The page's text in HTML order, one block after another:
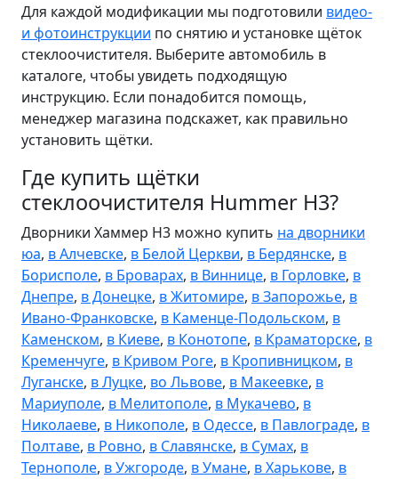
Для каждой модификации мы подготовили видео-
и фотоинструкции по снятию и установке щёток
стеклоочистителя. Выберите автомобиль в
каталоге, чтобы увидеть подходящую
инструкцию. Если понадобится помощь,
менеджер магазина подскажет, как правильно
установить щётки.
Где купить щётки
стеклоочистителя Hummer H3?
Дворники Хаммер Н3 можно купить на дворники
юа, в Алчевске, в Белой Церкви, в Бердянске, в
Борисполе, в Броварах, в Виннице, в Горловке, в
Днепре, в Донецке, в Житомире, в Запорожье, в
Ивано-Франковске, в Каменце-Подольском, в
Каменском, в Киеве, в Конотопе, в Краматорске, в
Кременчуге, в Кривом Роге, в Кропивницком, в
Луганске, в Луцке, во Львове, в Макеевке, в
Мариуполе, в Мелитополе, в Мукачево, в
Николаеве, в Никополе, в Одессе, в Павлограде, в
Полтаве, в Ровно, в Славянске, в Сумах, в
Тернополе, в Ужгороде, в Умане, в Харькове, в